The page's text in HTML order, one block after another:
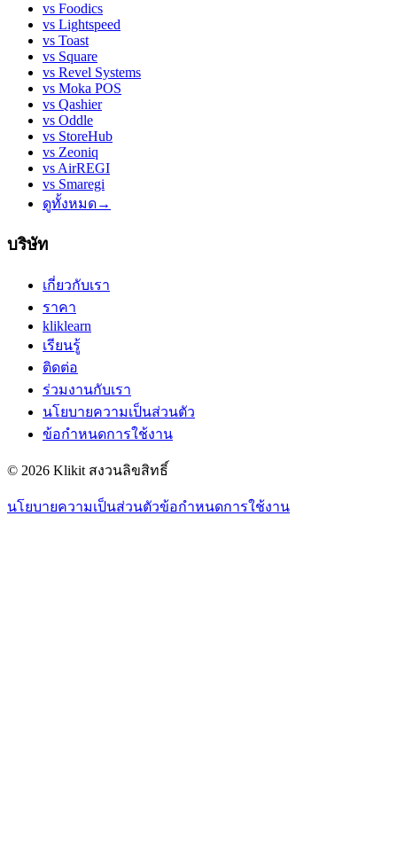
vs Foodics
vs Lightspeed
vs Toast
vs Square
vs Revel Systems
vs Moka POS
vs Qashier
vs Oddle
vs StoreHub
vs Zeoniq
vs AirREGI
vs Smaregi
ดูทั้งหมด→
บริษัท
เกี่ยวกับเรา
ราคา
kliklearn
เรียนรู้
ติดต่อ
ร่วมงานกับเรา
นโยบายความเป็นส่วนตัว
ข้อกำหนดการใช้งาน
© 2026 Klikit สงวนลิขสิทธิ์
นโยบายความเป็นส่วนตัวข้อกำหนดการใช้งาน